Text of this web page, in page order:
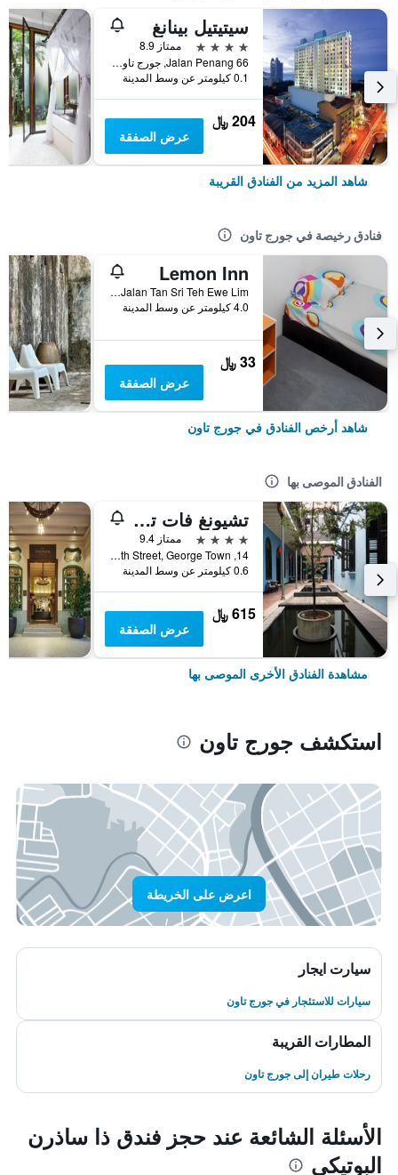
سيتيتيل بينانغ
4 نجوم
ممتاز 8.9
66 Jalan Penang, جورج تاون, ماليزيا
0.1 كيلومتر عن وسط المدينة
204 ﷼
عرض الصفقة
شاهد المزيد من الفنادق القريبة
فنادق رخيصة في جورج تاون
Lemon Inn
108a & 108b, Jalan Tan Sri Teh Ewe Lim, جورج تاون, ماليزيا
4.0 كيلومتر عن وسط المدينة
33 ﷼
عرض الصفقة
شاهد أرخص الفنادق في جورج تاون
الفنادق الموصى بها
تشيونغ فات تزي - القصر الأزرق
4 نجوم
ممتاز 9.4
14, Leith Street, George Town, جورج تاون, ماليزيا
0.6 كيلومتر عن وسط المدينة
615 ﷼
عرض الصفقة
مشاهدة الفنادق الأخرى الموصى بها
استكشف جورج تاون
اعرض على الخريطة
سيارت ايجار
سيارات للاستئجار في جورج تاون
المطارات القريبة
رحلات طيران إلى جورج تاون
الأسئلة الشائعة عند حجز فندق ذا ساذرن
البوتيكي